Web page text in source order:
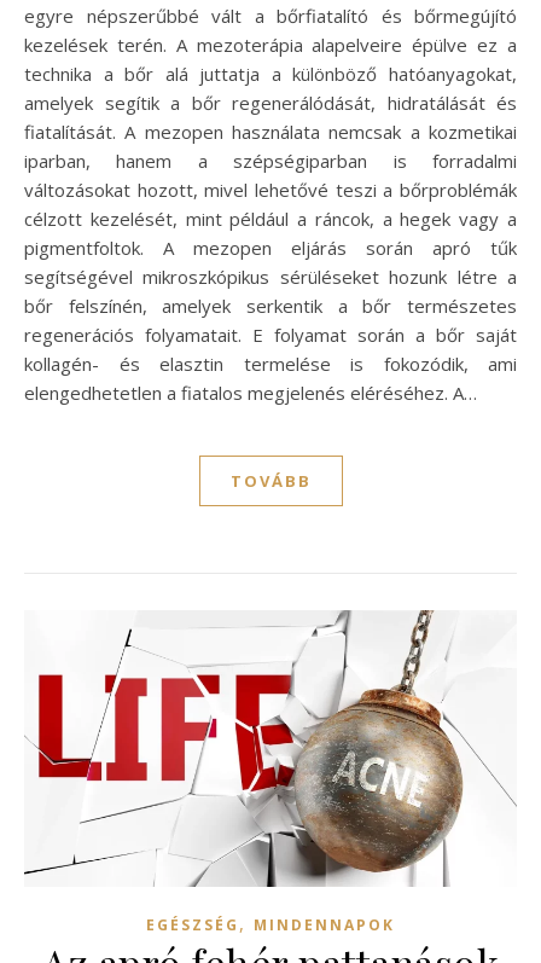
egyre népszerűbbé vált a bőrfiatalító és bőrmegújító
kezelések terén. A mezoterápia alapelveire épülve ez a
technika a bőr alá juttatja a különböző hatóanyagokat,
amelyek segítik a bőr regenerálódását, hidratálását és
fiatalítását. A mezopen használata nemcsak a kozmetikai
iparban, hanem a szépségiparban is forradalmi
változásokat hozott, mivel lehetővé teszi a bőrproblémák
célzott kezelését, mint például a ráncok, a hegek vagy a
pigmentfoltok. A mezopen eljárás során apró tűk
segítségével mikroszkópikus sérüléseket hozunk létre a
bőr felszínén, amelyek serkentik a bőr természetes
regenerációs folyamatait. E folyamat során a bőr saját
kollagén- és elasztin termelése is fokozódik, ami
elengedhetetlen a fiatalos megjelenés eléréséhez. A…
TOVÁBB
EGÉSZSÉG , MINDENNAPOK